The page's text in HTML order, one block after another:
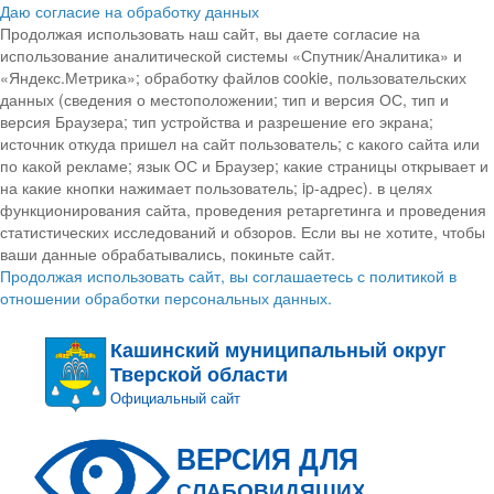
Даю согласие на обработку данных
Продолжая использовать наш сайт, вы даете согласие на
использование аналитической системы «Спутник/Аналитика» и
«Яндекс.Метрика»; обработку файлов cookie, пользовательских
данных (сведения о местоположении; тип и версия ОС, тип и
версия Браузера; тип устройства и разрешение его экрана;
источник откуда пришел на сайт пользователь; с какого сайта или
по какой рекламе; язык ОС и Браузер; какие страницы открывает и
на какие кнопки нажимает пользователь; ip-адрес). в целях
функционирования сайта, проведения ретаргетинга и проведения
статистических исследований и обзоров. Если вы не хотите, чтобы
ваши данные обрабатывались, покиньте сайт.
Продолжая использовать сайт, вы соглашаетесь с политикой в
отношении обработки персональных данных.